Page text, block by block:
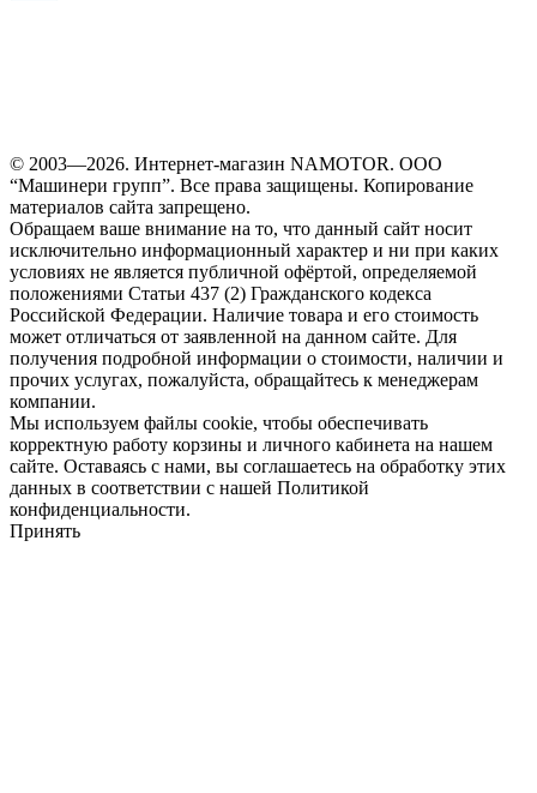
© 2003—2026. Интернет-магазин NAMOTOR. ООО
“Машинери групп”. Все права защищены. Копирование
материалов сайта запрещено.
Обращаем ваше внимание на то, что данный сайт носит
исключительно информационный характер и ни при каких
условиях не является публичной офёртой, определяемой
положениями Статьи 437 (2) Гражданского кодекса
Российской Федерации. Наличие товара и его стоимость
может отличаться от заявленной на данном сайте. Для
получения подробной информации о стоимости, наличии и
прочих услугах, пожалуйста, обращайтесь к менеджерам
компании.
Мы используем файлы cookie, чтобы обеспечивать
корректную работу корзины и личного кабинета на нашем
сайте. Оставаясь с нами, вы соглашаетесь на обработку этих
данных в соответствии с нашей Политикой
конфиденциальности.
Принять